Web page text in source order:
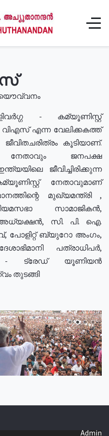
യൌവ്വനം
- കമ്യൂണിസ്റ്റ്
വിഎസ് എന്ന വേലിക്കകത്ത്
കൂടിയാണ്.
നേതാവും ജനപക്ഷ
ജീവിച്ചിരിക്കുന്ന
നേതാവുമാണ്
മുഖ്യമന്ത്രി ,
സാമാജികൻ,
അധ്യക്ഷൻ, സി. പി. ഐ.
പോളിറ്റ് ബ്യുറോ അംഗം,
പത്രാധിപർ,
- ട്രേഡ് യൂണിയൻ
തുടങ്ങി
Admin